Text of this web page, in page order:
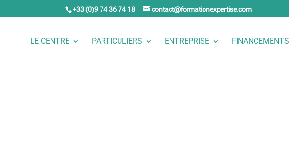
+33 (0)9 74 36 74 18 contact@formationexpertise.com
LE CENTRE PARTICULIERS ENTREPRISE FINANCEMENTS